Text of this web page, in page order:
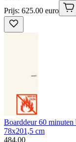
Prijs: 625.00 euro
Boarddeur 60 minuten
78x201,5 cm
484.00